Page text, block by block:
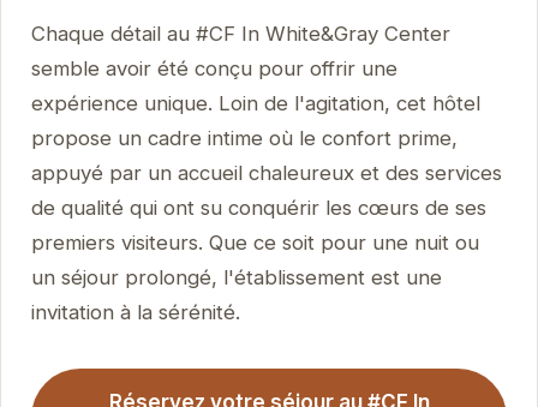
Chaque détail au #CF In White&Gray Center
semble avoir été conçu pour offrir une
expérience unique. Loin de l'agitation, cet hôtel
propose un cadre intime où le confort prime,
appuyé par un accueil chaleureux et des services
de qualité qui ont su conquérir les cœurs de ses
premiers visiteurs. Que ce soit pour une nuit ou
un séjour prolongé, l'établissement est une
invitation à la sérénité.
Réservez votre séjour au #CF In